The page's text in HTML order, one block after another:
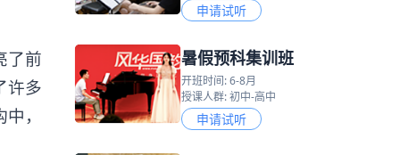
了前
许多
，
申请试听
暑假预科集训班
开班时间: 6-8月
授课人群: 初中-高中
申请试听